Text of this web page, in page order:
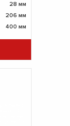
28 мм
206 мм
400 мм